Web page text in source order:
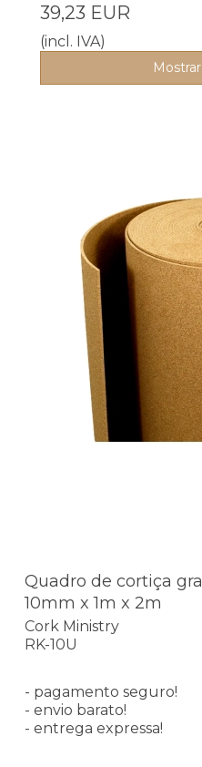
39,23 EUR
(incl. IVA)
Quadro de cortiça
10mm x 1m x 2m
Cork Ministry
RK-10U
- pagamento seguro!
- envio barato!
- entrega expressa!